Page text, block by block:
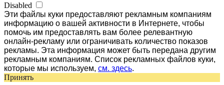
Disabled
Эти файлы куки предоставляют рекламным компаниям
информацию о вашей активности в Интернете, чтобы
помочь им предоставлять вам более релевантную
онлайн-рекламу или ограничивать количество показов
рекламы. Эта информация может быть передана другим
рекламным компаниям. Список рекламных файлов куки,
которые мы используем, см. здесь.
Принять